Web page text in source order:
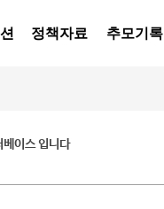
정책자료 추모기록
베이스 입니다